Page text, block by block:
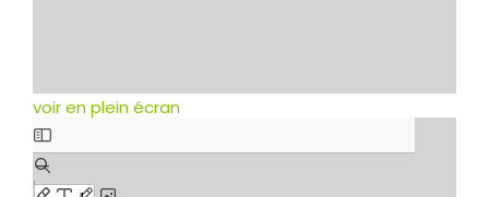
voir en plein écran
Skip
to
PDF
content